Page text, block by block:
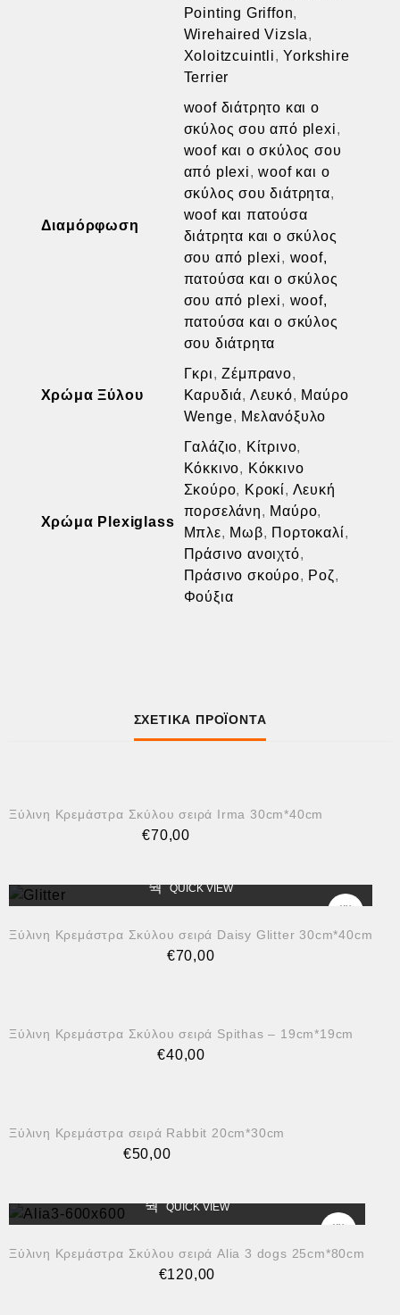
Pointing Griffon,
Wirehaired Vizsla,
Xoloitzcuintli,Yorkshire
Terrier
Διαμόρφωση
woof διάτρητο και ο
σκύλος σου από plexi,
woof και ο σκύλος σου
από plexi,woof και ο
σκύλος σου διάτρητα,
woof και πατούσα
διάτρητα και ο σκύλος
σου από plexi, woof,
πατούσα και ο σκύλος
σου από plexi, woof,
πατούσα και ο σκύλος
σου διάτρητα
Χρώμα Ξύλου
Γκρι,Ζέμπρανο,
Καρυδιά, Λευκό, Μαύρο
Wenge, Μελανόξυλο
Χρώμα Plexiglass
Γαλάζιο, Κίτρινο,
Κόκκινο, Κόκκινο
Σκούρο, Κροκί, Λευκή
πορσελάνη, Μαύρο,
Μπλε, Μωβ, Πορτοκαλί,
Πράσινο ανοιχτό,
Πράσινο σκούρο, Ροζ,
Φούξια
ΣΧΕΤΙΚΆ ΠΡΟΪΌΝΤΑ
Ξύλινη Κρεμάστρα Σκύλου σειρά Irma 30cm*40cm
€70,00
QUICK VIEW
Ξύλινη Κρεμάστρα Σκύλου σειρά Daisy Glitter 30cm*40cm
€70,00
Ξύλινη Κρεμάστρα Σκύλου σειρά Spithas – 19cm*19cm
€40,00
Ξύλινη Κρεμάστρα σειρά Rabbit 20cm*30cm
€50,00
QUICK VIEW
Ξύλινη Κρεμάστρα Σκύλου σειρά Alia 3 dogs 25cm*80cm
€120,00